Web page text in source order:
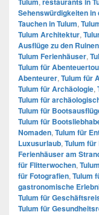
Sehenswürdigkeiten in
Tauchen in Tulum,
Tulum Architektur,
Ausflüge zu den Ruinen
Tulum Ferienhäuser,
Tulum für
Abenteurer, Tulum für
Tulum für Archäologie,
Tulum für
Tulum für
Tulum für
Nomaden, Tulum für
Luxusurlaub, Tulum
Ferienhäuser am
für Flitterwochen,
für Fotografien, Tulum
gastronomische
Tulum für
Tulum für